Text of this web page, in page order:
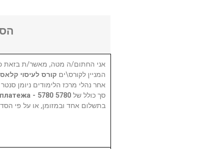
אני החתום/ה מטה, מאשר/ת בזאת
המניין לקורס\יםקורס לעיסוי
אחר נהלי מרכז הלימודים ניומן
סך כולל של5780 шек - 4 платежа - 5780 ש"ח - 4 תשלומים
בתשלום אחד ובמזומן, או על פי